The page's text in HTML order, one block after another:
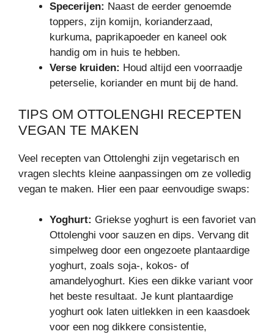
Specerijen: Naast de eerder genoemde
toppers, zijn komijn, korianderzaad,
kurkuma, paprikapoeder en kaneel ook
handig om in huis te hebben.
Verse kruiden: Houd altijd een voorraadje
peterselie, koriander en munt bij de hand.
TIPS OM OTTOLENGHI RECEPTEN
VEGAN TE MAKEN
Veel recepten van Ottolenghi zijn vegetarisch en
vragen slechts kleine aanpassingen om ze volledig
vegan te maken. Hier een paar eenvoudige swaps:
Yoghurt: Griekse yoghurt is een favoriet van
Ottolenghi voor sauzen en dips. Vervang dit
simpelweg door een ongezoete plantaardige
yoghurt, zoals soja-, kokos- of
amandelyoghurt. Kies een dikke variant voor
het beste resultaat. Je kunt plantaardige
yoghurt ook laten uitlekken in een kaasdoek
voor een nog dikkere consistentie,